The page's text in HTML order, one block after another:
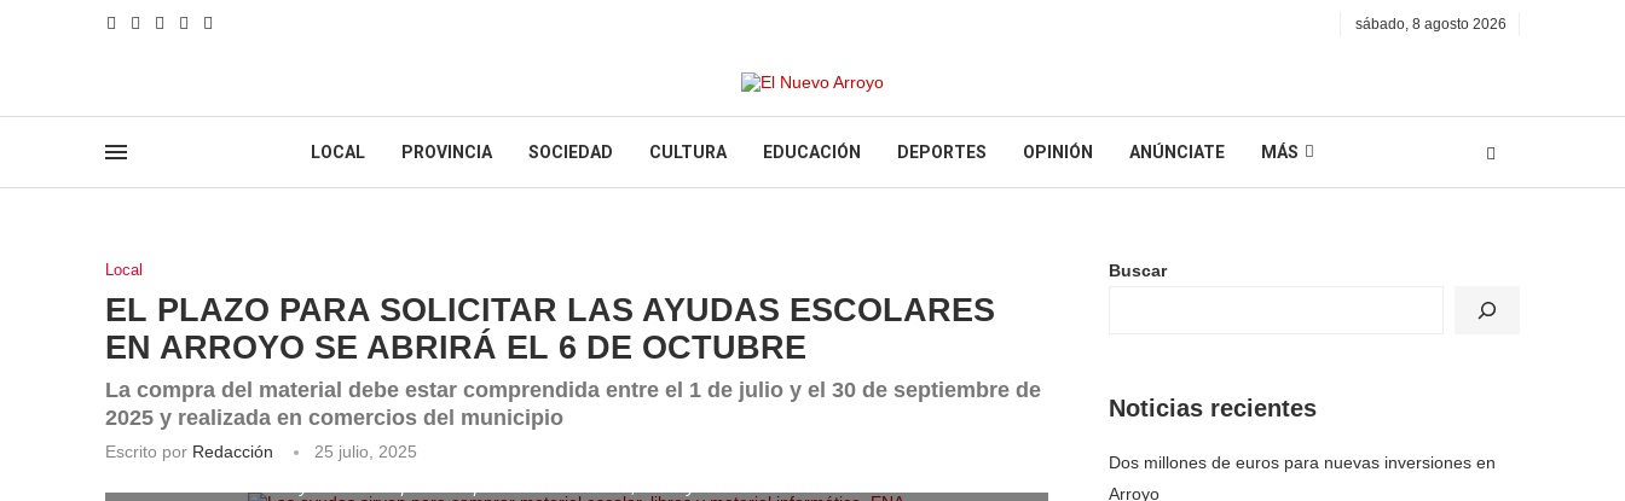
sábado, 8 agosto 2026
LOCAL PROVINCIA SOCIEDAD CULTURA EDUCACIÓN DEPORTES OPINIÓN ANÚNCIATE MÁS
Local
EL PLAZO PARA SOLICITAR LAS AYUDAS ESCOLARES
EN ARROYO SE ABRIRÁ EL 6 DE OCTUBRE
La compra del material debe estar comprendida entre el 1 de julio y el 30 de septiembre de
2025 y realizada en comercios del municipio
Escrito por Redacción
25 julio, 2025
Buscar
Noticias recientes
Dos millones de euros para nuevas inversiones en
Arroyo